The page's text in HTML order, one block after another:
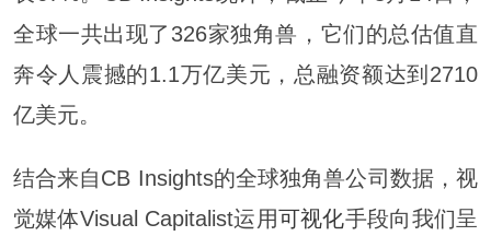
全球一共出现了326家独角兽，它们的总估值直
奔令人震撼的1.1万亿美元，总融资额达到2710
亿美元。
结合来自CB Insights的全球独角兽公司数据，视
觉媒体Visual Capitalist运用可视化手段向我们呈